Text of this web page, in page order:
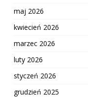
maj 2026
kwiecień 2026
marzec 2026
luty 2026
styczeń 2026
grudzień 2025